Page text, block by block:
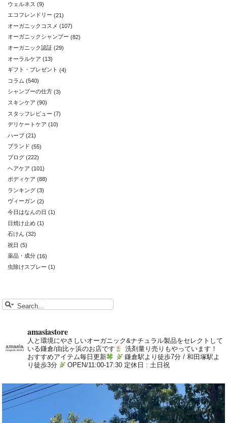
ウェルネス (9)
エコフレンドリー (21)
オーガニックコスメ (107)
オーガニックシャンプー (82)
オーガニック認証 (29)
オーラルケア (13)
ギフト・プレゼント (4)
コラム (540)
シャンプーの仕方 (3)
スキンケア (90)
スタッフレビュー (7)
デリケートケア (10)
ハーブ (21)
ブランド (55)
ブログ (222)
ヘアケア (101)
ボディケア (88)
ランキング (3)
ヴィーガン (2)
今日はなんの日 (1)
日焼け止め (1)
石けん (32)
祝日 (5)
薬品・成分 (16)
虫除けスプレー (1)
amasiastore
人と環境にやさしいオーガニック&ナチュラル製品をセレクトして
いる鎌倉/由比ヶ浜のお店です
洗剤量り売りもやっています！
おすすめアイテム毎日更新
鎌倉駅より徒歩7分 / 和田塚駅よ
り徒歩3分
OPEN/11:00-17:30 定休日 : 土日祝